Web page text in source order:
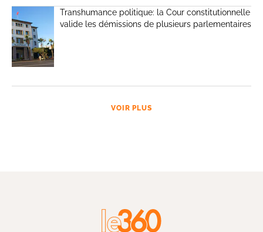
Transhumance politique: la Cour constitutionnelle
valide les démissions de plusieurs parlementaires
VOIR PLUS